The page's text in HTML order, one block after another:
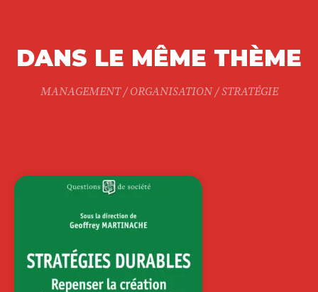
DANS LE MÊME THÈME
MANAGEMENT / ORGANISATION / STRATÉGIE